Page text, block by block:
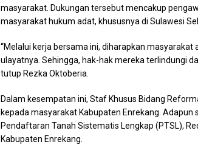
masyarakat. Dukungan tersebut mencakup
masyarakat hukum adat, khususnya di Sulawesi
“Melalui kerja bersama ini, diharapkan
ulayatnya. Sehingga, hak-hak mereka terlindungi
tutup Rezka Oktoberia.
Dalam kesempatan ini, Staf Khusus Bidang
kepada masyarakat Kabupaten Enrekang.
Pendaftaran Tanah Sistematis Lengkap (PTSL),
Kabupaten Enrekang.